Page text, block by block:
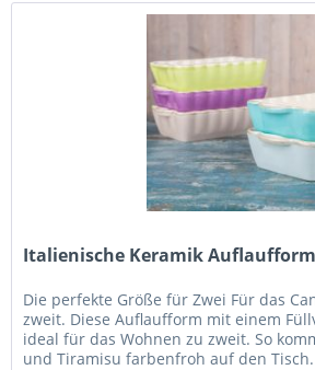
Italienische Keramik
Die perfekte Größe für Zwei Für das
zweit. Diese Auflaufform mit einem
ideal für das Wohnen zu zweit. So
und Tiramisu farbenfroh auf den